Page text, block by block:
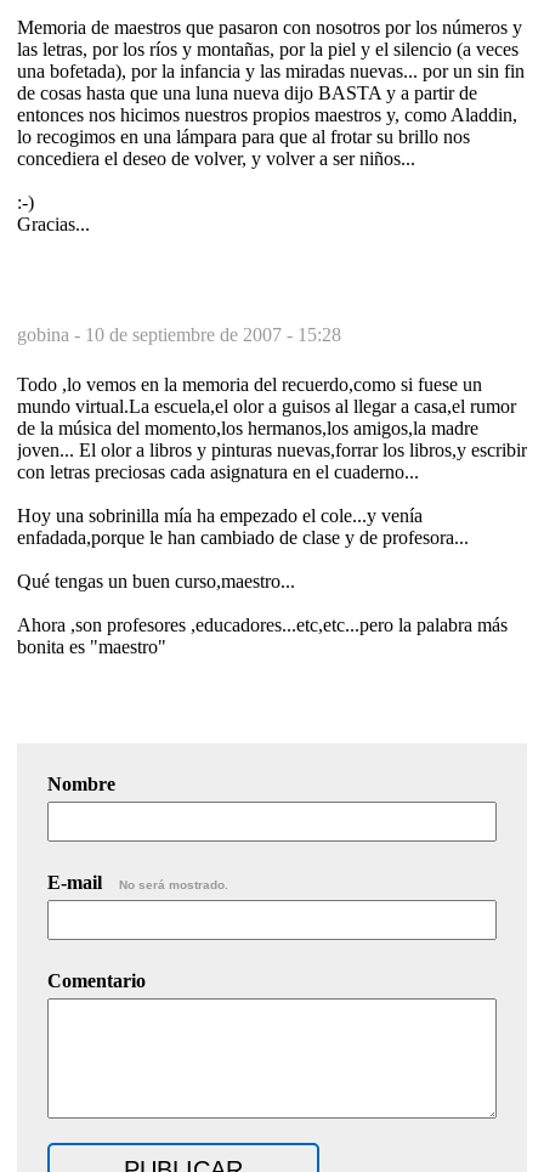
Memoria de maestros que pasaron con nosotros por los números y
las letras, por los ríos y montañas, por la piel y el silencio (a veces
una bofetada), por la infancia y las miradas nuevas... por un sin fin
de cosas hasta que una luna nueva dijo BASTA y a partir de
entonces nos hicimos nuestros propios maestros y, como Aladdin,
lo recogimos en una lámpara para que al frotar su brillo nos
concediera el deseo de volver, y volver a ser niños...
:-)
Gracias...
gobina - 10 de septiembre de 2007 - 15:28
Todo ,lo vemos en la memoria del recuerdo,como si fuese un
mundo virtual.La escuela,el olor a guisos al llegar a casa,el rumor
de la música del momento,los hermanos,los amigos,la madre
joven... El olor a libros y pinturas nuevas,forrar los libros,y escribir
con letras preciosas cada asignatura en el cuaderno...
Hoy una sobrinilla mía ha empezado el cole...y venía
enfadada,porque le han cambiado de clase y de profesora...
Qué tengas un buen curso,maestro...
Ahora ,son profesores ,educadores...etc,etc...pero la palabra más
bonita es "maestro"
Nombre
E-mail No será mostrado.
Comentario